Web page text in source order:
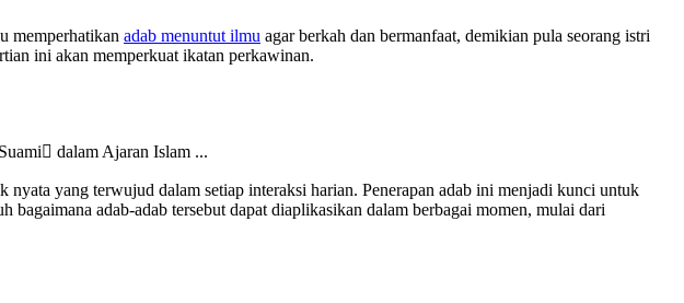
memperhatikan adab menuntut ilmu agar berkah dan bermanfaat, demikian pula seorang istri
ini akan memperkuat ikatan perkawinan.
yang terwujud dalam setiap interaksi harian. Penerapan adab ini menjadi kunci untuk
adab-adab tersebut dapat diaplikasikan dalam berbagai momen, mulai dari